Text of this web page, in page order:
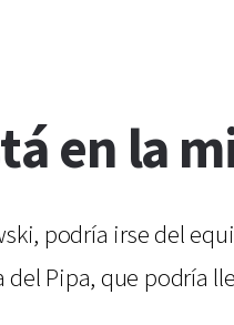
en la
podría irse del
Pipa, que podría